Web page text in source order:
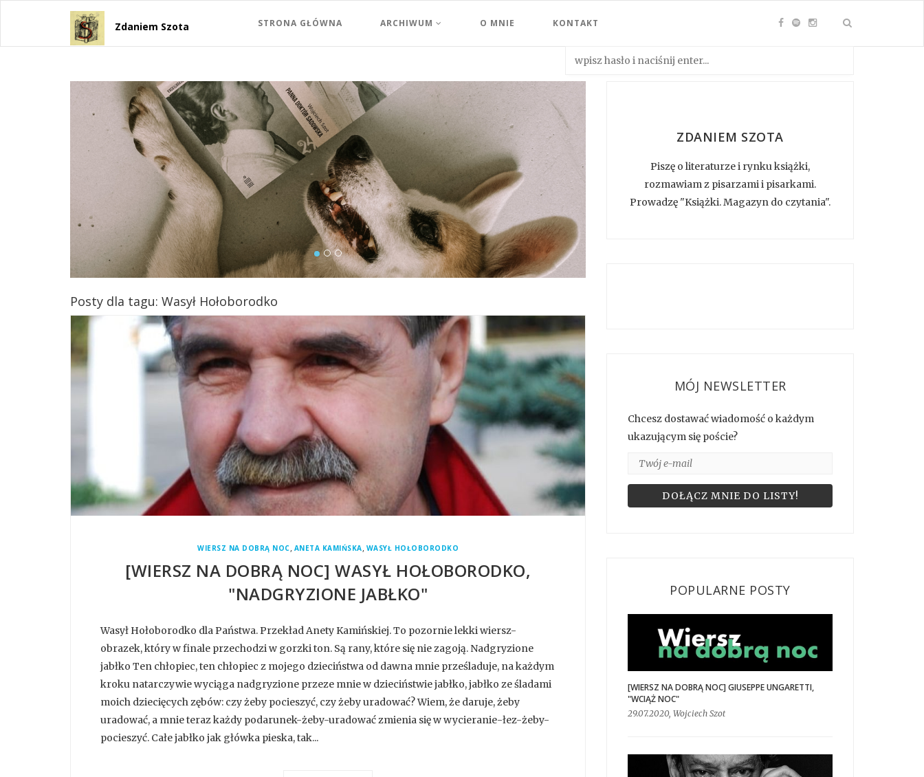
Zdaniem Szota STRONA GŁÓWNA ARCHIWUM O MNIE KONTAKT
Posty dla tagu: Wasył Hołoborodko
WIERSZ NA DOBRĄ NOC, ANETA KAMIŃSKA, WASYŁ HOŁOBORODKO
[WIERSZ NA DOBRĄ NOC] WASYŁ HOŁOBORODKO,
"NADGRYZIONE JABŁKO"
Wasył Hołoborodko dla Państwa. Przekład Anety Kamińskiej. To pozornie lekki wiersz-
obrazek, który w finale przechodzi w gorzki ton. Są rany, które się nie zagoją. Nadgryzione
jabłko Ten chłopiec, ten chłopiec z mojego dzieciństwa od dawna mnie prześladuje, na każdym
kroku natarczywie wyciąga nadgryzione przeze mnie w dzieciństwie jabłko, jabłko ze śladami
moich dziecięcych zębów: czy żeby pocieszyć, czy żeby uradować? Wiem, że daruje, żeby
uradować, a mnie teraz każdy podarunek-żeby-uradować zmienia się w wycieranie-łez-żeby-
pocieszyć. Całe jabłko jak główka pieska, tak...
ZDANIEM SZOTA
Piszę o literaturze i rynku książki,
rozmawiam z pisarzami i pisarkami.
Prowadzę "Książki. Magazyn do czytania".
MÓJ NEWSLETTER
Chcesz dostawać wiadomość o każdym
ukazującym się poście?
POPULARNE POSTY
[WIERSZ NA DOBRĄ NOC] GIUSEPPE UNGARETTI,
"WCIĄŻ NOC"
29.07.2020, Wojciech Szot